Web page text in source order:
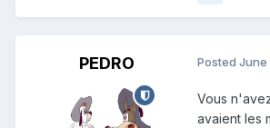
PEDRO Posted June
Vous
avaient les